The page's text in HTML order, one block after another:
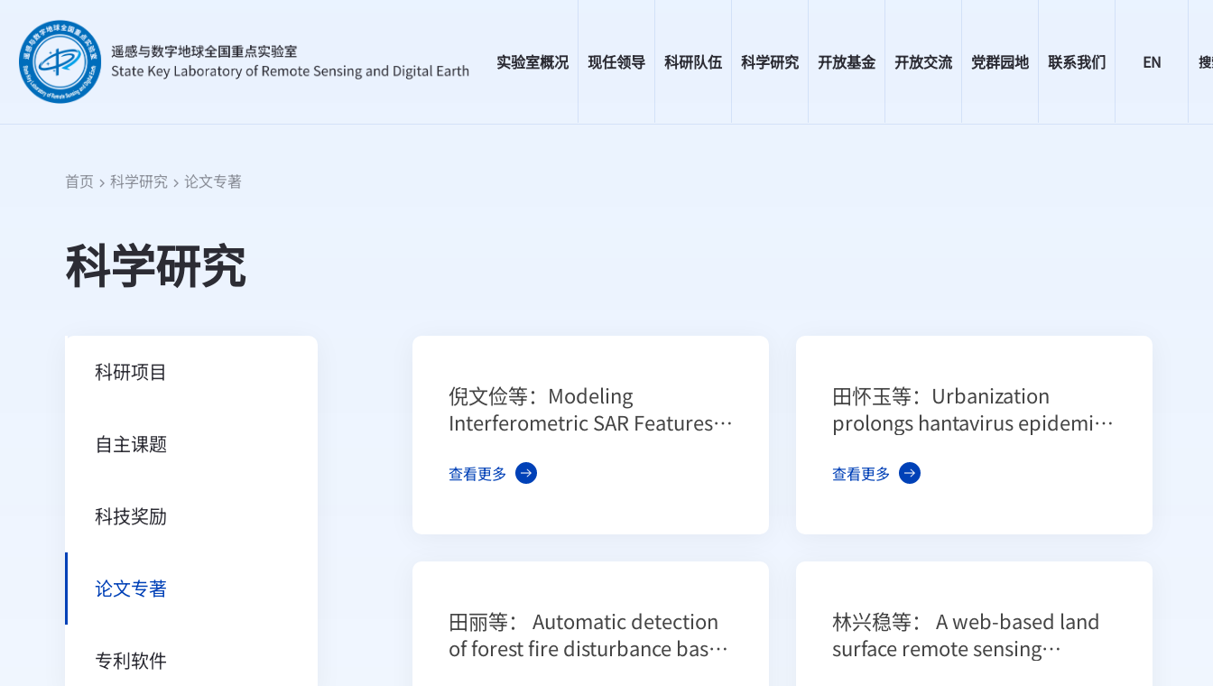
实验室概况 现任领导 科研队伍 科学研究 开放基金 开放交流 党群园地 联系我们 EN
首页 科学研究 论文专著
科学研究
科研项目
自主课题
科技奖励
论文专著
专利软件
倪文俭等：Modeling
Interferometric SAR Features
Mountainous Area at
查看更多
田怀玉等：Urbanization
prolongs hantavirus epidemics
查看更多
田丽等： Automatic detection
of forest fire disturbance based
林兴稳等： A web-based land
surface remote sensing